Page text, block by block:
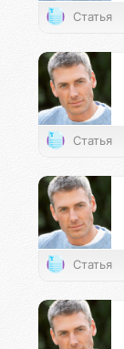
Статья
Статья
Статья